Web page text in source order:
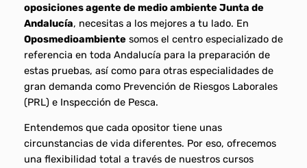
oposiciones agente de medio ambiente Junta de
Andalucía, necesitas a los mejores a tu lado. En
Oposmedioambiente somos el centro especializado de
referencia en toda Andalucía para la preparación de
estas pruebas, así como para otras especialidades de
gran demanda como Prevención de Riesgos Laborales
(PRL) e Inspección de Pesca.
Entendemos que cada opositor tiene unas
circunstancias de vida diferentes. Por eso, ofrecemos
una flexibilidad total a través de nuestros cursos